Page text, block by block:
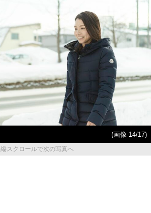
(画像 14/17)
縦スクロールで次の写真へ